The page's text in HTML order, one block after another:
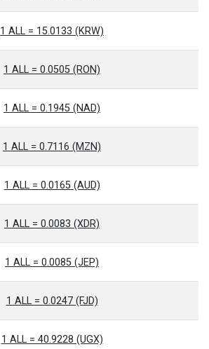
1 ALL = 15.0133 (KRW)
1 ALL = 0.0505 (RON)
1 ALL = 0.1945 (NAD)
1 ALL = 0.7116 (MZN)
1 ALL = 0.0165 (AUD)
1 ALL = 0.0083 (XDR)
1 ALL = 0.0085 (JEP)
1 ALL = 0.0247 (FJD)
1 ALL = 40.9228 (UGX)